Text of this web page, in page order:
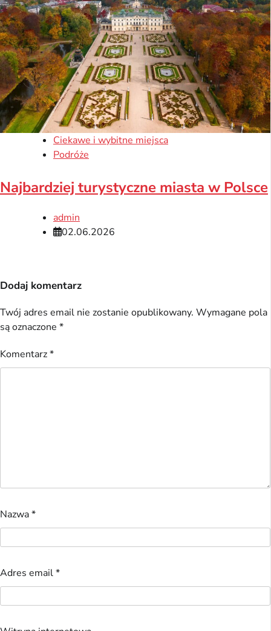
Ciekawe i wybitne miejsca
Podróże
Najbardziej turystyczne miasta w Polsce
admin
02.06.2026
Dodaj komentarz
Twój adres email nie zostanie opublikowany. Wymagane pola
są oznaczone *
Komentarz*
Nazwa*
Adres email*